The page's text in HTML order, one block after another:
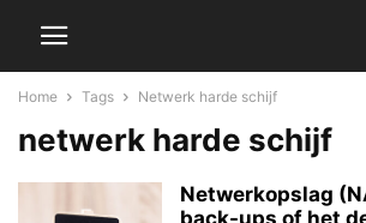
Home Tags Netwerk harde schijf
netwerk harde schijf
Netwerkopslag
back-ups of het